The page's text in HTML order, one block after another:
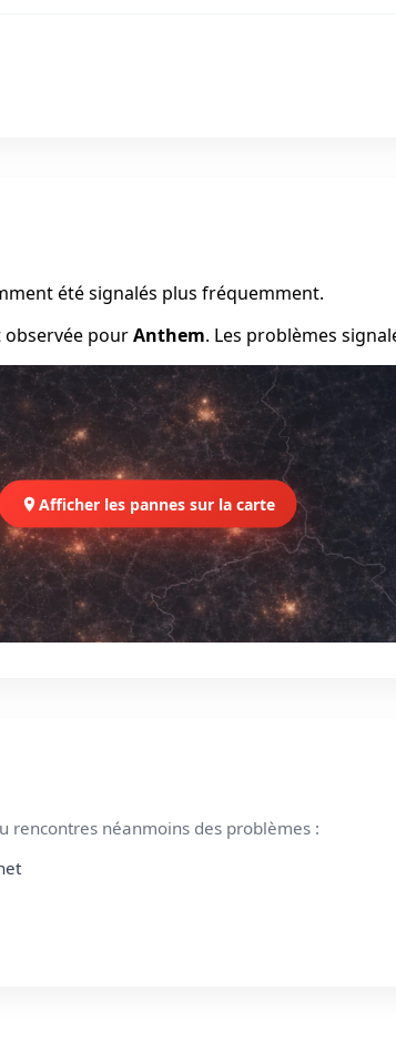
été signalés plus fréquemment.
observée pourAnthem. Les problèmes
Afficher les pannes sur la carte
rencontres néanmoins des problèmes :